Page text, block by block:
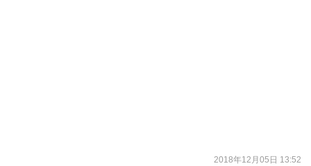
2018年12月05日 13:52